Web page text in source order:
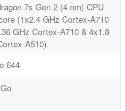
7s Gen 2 (4 nm) CPU
(1x2.4 GHz Cortex-A710
GHz Cortex-A710 & 4x1.8
A510)
644